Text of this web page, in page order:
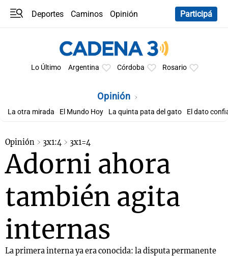
Deportes Caminos
Opinión
Participá
Lo Último Argentina Córdoba Rosario
Opinión
La otra mirada El Mundo Hoy La quinta pata del gato El dato
Opinión 3x1:4 3x1=4
Adorni ahora
también agita
internas
La primera interna ya era conocida: la disputa permanente